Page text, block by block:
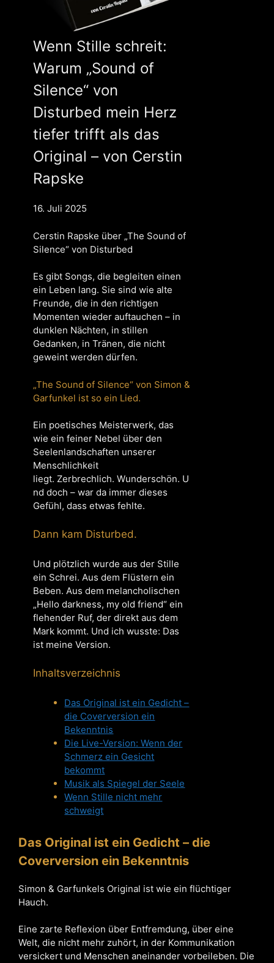
Wenn Stille schreit:
Warum „Sound of
Silence“ von
Disturbed mein Herz
tiefer trifft als das
Original – von Cerstin
Rapske
16. Juli 2025
Cerstin Rapske über „The Sound of
Silence“ von Disturbed
Es gibt Songs, die begleiten einen
ein Leben lang. Sie sind wie alte
Freunde, die in den richtigen
Momenten wieder auftauchen – in
dunklen Nächten, in stillen
Gedanken, in Tränen, die nicht
geweint werden dürfen.
„The Sound of Silence“ von Simon &
Garfunkel ist so ein Lied.
Ein poetisches Meisterwerk, das
wie ein feiner Nebel über den
Seelenlandschaften unserer
Menschlichkeit
liegt. Zerbrechlich. Wunderschön. U
nd doch – war da immer dieses
Gefühl, dass etwas fehlte.
Dann kam Disturbed.
Und plötzlich wurde aus der Stille
ein Schrei. Aus dem Flüstern ein
Beben. Aus dem melancholischen
„Hello darkness, my old friend“ ein
flehender Ruf, der direkt aus dem
Mark kommt. Und ich wusste: Das
ist meine Version.
Inhaltsverzeichnis
Das Original ist ein Gedicht –
die Coverversion ein
Bekenntnis
Die Live-Version: Wenn der
Schmerz ein Gesicht
bekommt
Musik als Spiegel der Seele
Wenn Stille nicht mehr
schweigt
Das Original ist ein Gedicht – die
Coverversion ein Bekenntnis
Simon & Garfunkels Original ist wie ein flüchtiger
Hauch.
Eine zarte Reflexion über Entfremdung, über eine
Welt, die nicht mehr zuhört, in der Kommunikation
versickert und Menschen aneinander vorbeileben. Die